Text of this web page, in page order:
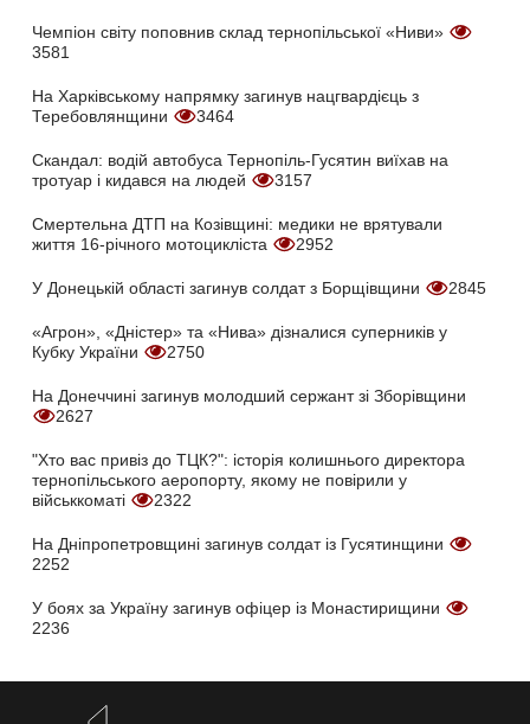
Чемпіон світу поповнив склад тернопільської «Ниви»
3581
На Харківському напрямку загинув нацгвардієць з
Теребовлянщини
3464
Скандал: водій автобуса Тернопіль-Гусятин виїхав на
тротуар і кидався на людей
3157
Смертельна ДТП на Козівщині: медики не врятували
життя 16-річного мотоцикліста
2952
У Донецькій області загинув солдат з Борщівщини 2845
«Агрон», «Дністер» та «Нива» дізналися суперників у
Кубку України
2750
На Донеччині загинув молодший сержант зі Зборівщини
2627
"Хто вас привіз до ТЦК?": історія колишнього директора
тернопільського аеропорту, якому не повірили у
військкоматі
2322
На Дніпропетровщині загинув солдат із Гусятинщини
2252
У боях за Україну загинув офіцер із Монастирищини
2236